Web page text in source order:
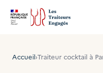
Accueil›Traiteur cocktail à